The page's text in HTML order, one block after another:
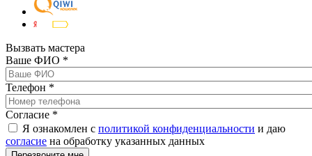
Вызвать мастера
Ваше ФИО *
Телефон *
Согласие *
Я ознакомлен с политикой конфиденциальности и даю
согласие на обработку указанных данных